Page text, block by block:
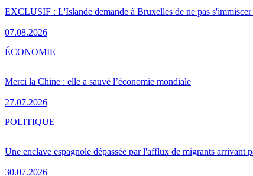
EXCLUSIF : L'Islande demande à Bruxelles de ne pas
07.08.2026
Merci la Chine : elle a sauvé l’économie mondiale
27.07.2026
ÉCONOMIE
Une enclave espagnole dépassée par l'afflux de migrants arrivant
30.07.2026
POLITIQUE